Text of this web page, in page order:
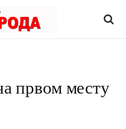
првом месту